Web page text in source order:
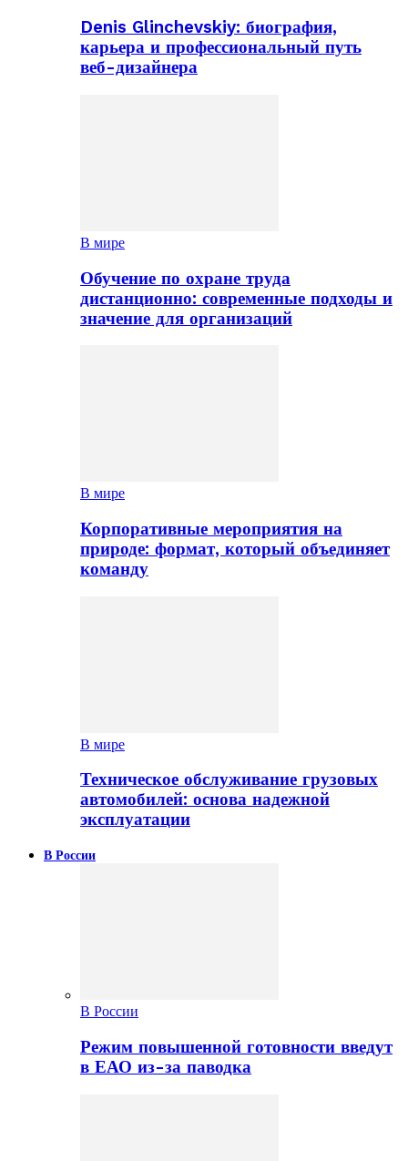
Denis Glinchevskiy: биография,
карьера и профессиональный путь
веб-дизайнера
В мире
Обучение по охране труда
дистанционно: современные подходы и
значение для организаций
В мире
Корпоративные мероприятия на
природе: формат, который объединяет
команду
В мире
Техническое обслуживание грузовых
автомобилей: основа надежной
эксплуатации
В России
В России
Режим повышенной готовности введут
в ЕАО из-за паводка